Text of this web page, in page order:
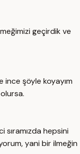
geçirdik ve
ince şöyle koyayım
sıramızda hepsini
yani bir ilmeğin